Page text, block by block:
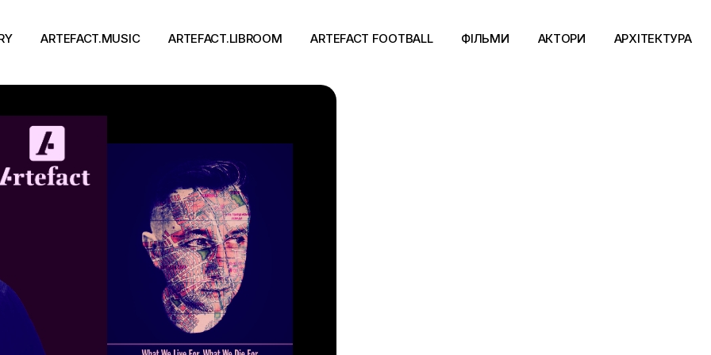
ARTEFACT.MUSIC
Виконавці
Альбоми
Концерти
ARTEFACT.LIBROOM
Письменники
Події
ARTEFACT FOOTBALL ФІЛЬМИ АКТОРИ АРХІТЕКТУРА